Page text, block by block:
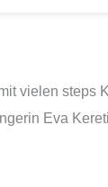
vielen steps
Eva